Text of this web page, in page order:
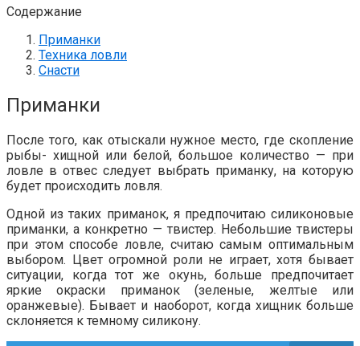
Содержание
Приманки
Техника ловли
Снасти
Приманки
После того, как отыскали нужное место, где скопление
рыбы- хищной или белой, большое количество — при
ловле в отвес следует выбрать приманку, на которую
будет происходить ловля.
Одной из таких приманок, я предпочитаю силиконовые
приманки, а конкретно — твистер. Небольшие твистеры
при этом способе ловле, считаю самым оптимальным
выбором. Цвет огромной роли не играет, хотя бывает
ситуации, когда тот же окунь, больше предпочитает
яркие окраски приманок (зеленые, желтые или
оранжевые). Бывает и наоборот, когда хищник больше
склоняется к темному силикону.